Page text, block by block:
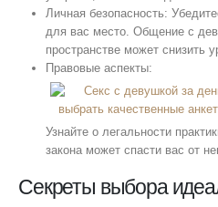
Личная безопасность:
для вас место. Общение с
пространстве может снизить
Правовые аспекты:
Узнайте о легальности
закона может спасти вас от
Секреты выбора